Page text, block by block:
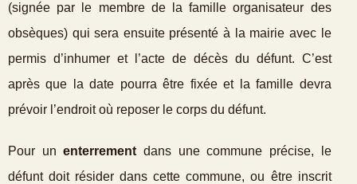
(signée par le membre de la famille organisateur des
obsèques) qui sera ensuite présenté à la mairie avec le
permis d’inhumer et l’acte de décès du défunt. C’est
après que la date pourra être fixée et la famille devra
prévoir l’endroit où reposer le corps du défunt.
Pour unenterrement dans une commune précise, le
défunt doit résider dans cette commune, ou être inscrit